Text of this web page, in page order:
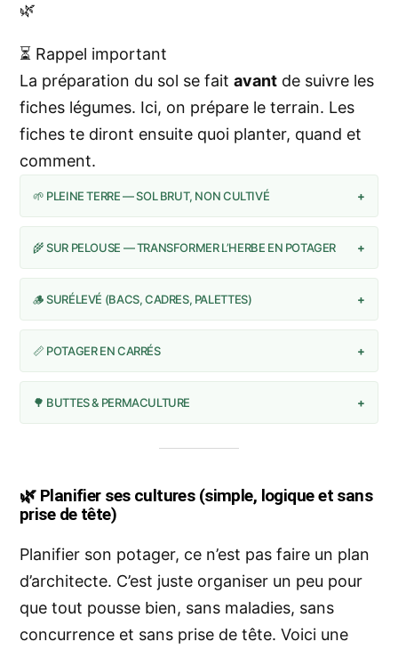
🌿
⏳ Rappel important
La préparation du sol se fait avant de suivre les
fiches légumes. Ici, on prépare le terrain. Les
fiches te diront ensuite quoi planter, quand et
comment.
🌱 PLEINE TERRE — SOL BRUT, NON CULTIVÉ +
🌾 SUR PELOUSE — TRANSFORMER L’HERBE EN POTAGER +
🪵 SURÉLEVÉ (BACS, CADRES, PALETTES) +
📏 POTAGER EN CARRÉS +
🌳 BUTTES & PERMACULTURE +
🌿 Planifier ses cultures (simple, logique et sans
prise de tête)
Planifier son potager, ce n’est pas faire un plan
d’architecte. C’est juste organiser un peu pour
que tout pousse bien, sans maladies, sans
concurrence et sans prise de tête. Voici une